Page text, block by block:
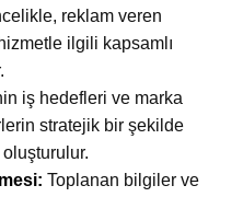
reklam veren
ilgili kapsamlı
iş hedefleri ve marka
stratejik bir şekilde
Toplanan bilgiler ve